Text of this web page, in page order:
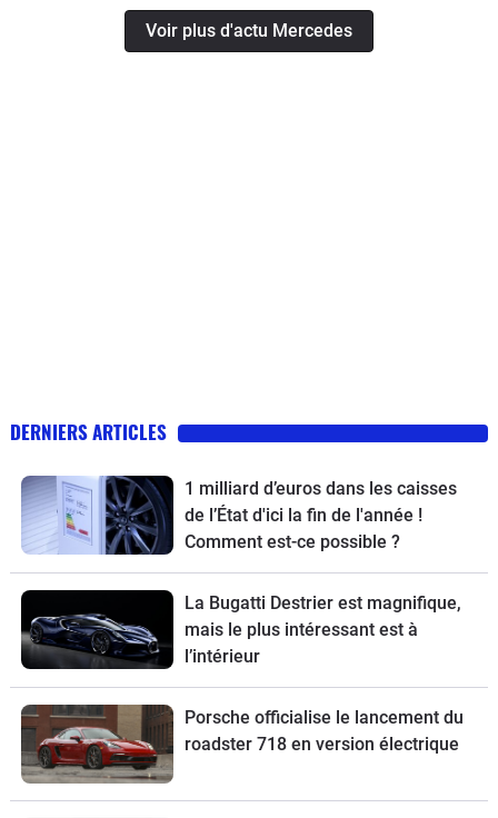
Voir plus d'actu Mercedes
DERNIERS ARTICLES
1 milliard d’euros dans les caisses
de l’État d'ici la fin de l'année !
Comment est-ce possible ?
La Bugatti Destrier est magnifique,
mais le plus intéressant est à
l’intérieur
Porsche officialise le lancement du
roadster 718 en version électrique